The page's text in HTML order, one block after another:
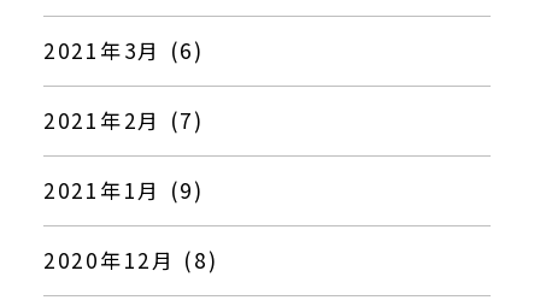
2021年3月 (6)
2021年2月 (7)
2021年1月 (9)
2020年12月 (8)